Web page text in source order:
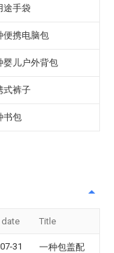
途手袋
便携电脑包
婴儿户外背包
式裤子
书包
date Title
31
一种包盖配